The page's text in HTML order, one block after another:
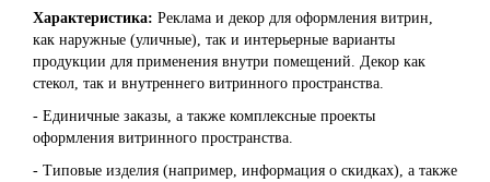
Характеристика: Реклама и декор для оформления витрин,
как наружные (уличные), так и интерьерные варианты
продукции для применения внутри помещений. Декор как
стекол, так и внутреннего витринного пространства.
- Единичные заказы, а также комплексные проекты
оформления витринного пространства.
- Типовые изделия (например, информация о скидках), а также